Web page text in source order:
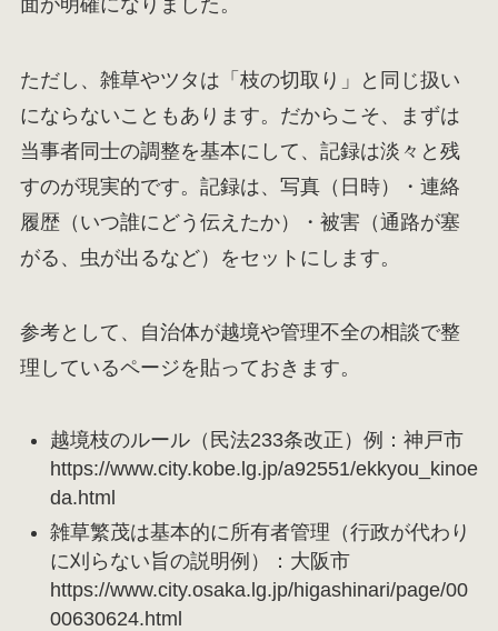
ただし、雑草やツタは「枝の切取り」と同じ扱い
にならないこともあります。だからこそ、まずは
当事者同士の調整を基本にして、記録は淡々と残
すのが現実的です。記録は、写真（日時）・連絡
履歴（いつ誰にどう伝えたか）・被害（通路が塞
がる、虫が出るなど）をセットにします。
参考として、自治体が越境や管理不全の相談で整
理しているページを貼っておきます。
越境枝のルール（民法233条改正）例：神戸市
https://www.city.kobe.lg.jp/a92551/ekkyou_kinoe
da.html
雑草繁茂は基本的に所有者管理（行政が代わり
に刈らない旨の説明例）：大阪市
https://www.city.osaka.lg.jp/higashinari/page/00
00630624.html